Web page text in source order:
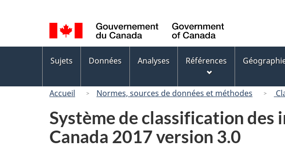
de
la
langue
Canada
des
Sujets Données Analyses Références
Accueil Normes, sources de données et méthodes
Système de classification
Canada 2017 version 3.0